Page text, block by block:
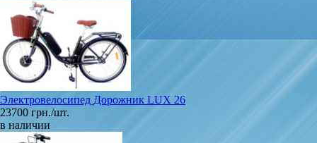
Электровелосипед Дорожник LUX 26
23700 грн./шт.
в наличии